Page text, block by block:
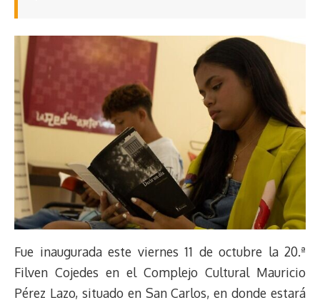
Fue inaugurada este viernes 11 de octubre la 20.ª
Filven Cojedes en el Complejo Cultural Mauricio
Pérez Lazo, situado en San Carlos, en donde estará